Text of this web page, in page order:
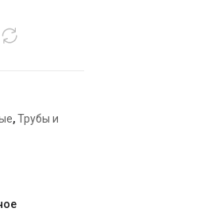
,Трубы и